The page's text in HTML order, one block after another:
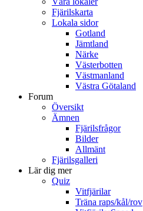
Fjärilskarta
Lokala sidor
Gotland
Jämtland
Närke
Västerbotten
Västmanland
Västra Götaland
Forum
Översikt
Ämnen
Fjärilsfrågor
Bilder
Allmänt
Fjärilsgalleri
Lär dig mer
Quiz
Vitfjärilar
Träna raps/kål/rov